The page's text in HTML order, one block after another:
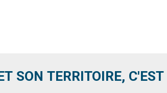
SON TERRITOIRE,